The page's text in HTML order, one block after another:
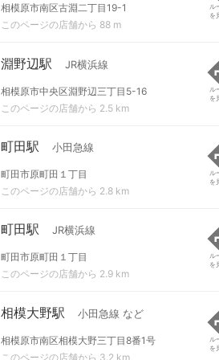
相模原市南区古淵二丁目19-1
このページの店舗から 88 m
ル
を
淵野辺駅 JR横浜線
相模原市中央区淵野辺三丁目5-16
このページの店舗から 2.5 km
ル
を
町田駅 小田急線
町田市原町田１丁目
このページの店舗から 2.8 km
ル
を
町田駅 JR横浜線
町田市原町田１丁目
このページの店舗から 2.9 km
ル
を
相模大野駅 小田急線 など
相模原市南区相模大野三丁目8番1号
このページの店舗から 3.2 km
ル
を